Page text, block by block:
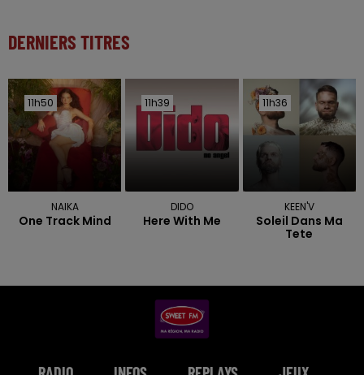
DERNIERS TITRES
11h50
11h50
NAIKA
One Track Mind
11h39
11h39
DIDO
Here With Me
11h36
11h36
KEEN'V
Soleil Dans Ma
Tete